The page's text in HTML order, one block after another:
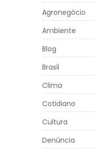
Agronegócio
Ambiente
Blog
Brasil
Clima
Cotidiano
Cultura
Denúncia